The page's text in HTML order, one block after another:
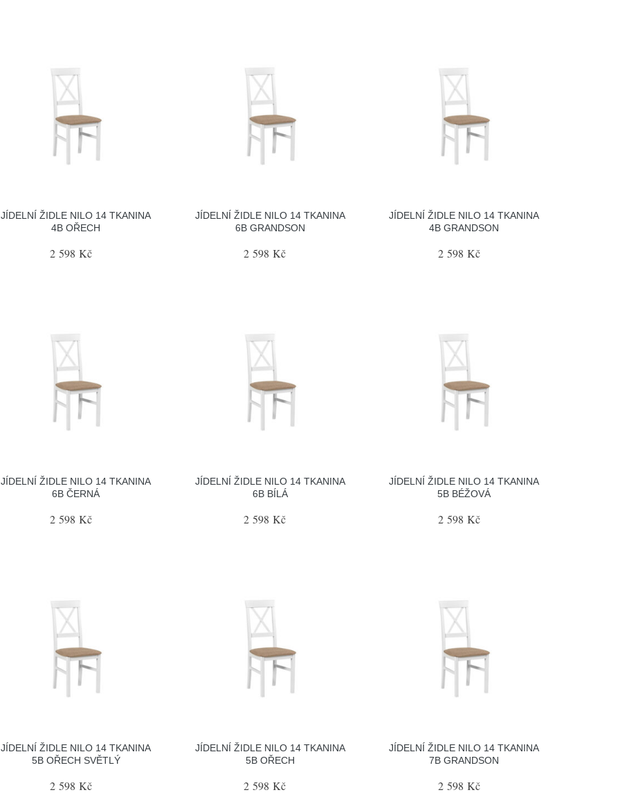
JÍDELNÍ ŽIDLE NILO 14 TKANINA
4B OŘECH
2 598 Kč
JÍDELNÍ ŽIDLE NILO 14 TKANINA
6B GRANDSON
2 598 Kč
JÍDELNÍ ŽIDLE NILO 14 TKANINA
4B GRANDSON
2 598 Kč
JÍDELNÍ ŽIDLE NILO 14 TKANINA
6B ČERNÁ
2 598 Kč
JÍDELNÍ ŽIDLE NILO 14 TKANINA
6B BÍLÁ
2 598 Kč
JÍDELNÍ ŽIDLE NILO 14 TKANINA
5B BÉŽOVÁ
2 598 Kč
JÍDELNÍ ŽIDLE NILO 14 TKANINA
5B OŘECH SVĚTLÝ
2 598 Kč
JÍDELNÍ ŽIDLE NILO 14 TKANINA
5B OŘECH
2 598 Kč
JÍDELNÍ ŽIDLE NILO 14 TKANINA
7B GRANDSON
2 598 Kč